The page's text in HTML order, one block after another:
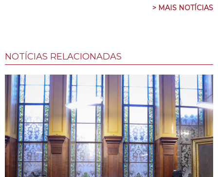
> MAIS NOTÍCIAS
NOTÍCIAS RELACIONADAS